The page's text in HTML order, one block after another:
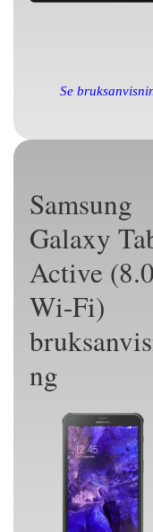
Se
Samsung
Galaxy
Active
Wi-Fi)
ng